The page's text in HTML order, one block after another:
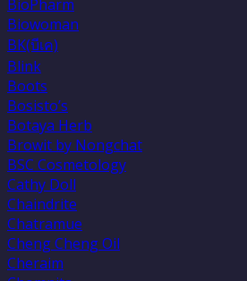
BioPharm
Biowoman
BK(บีเค)
Blink
Boots
Bosisto’s
Botaya Herb
Browit by Nongchat
BSC Cosmetology
Cathy Doll
Chaindrite
Chatramue
Cheng Cheng Oil
Cheraim